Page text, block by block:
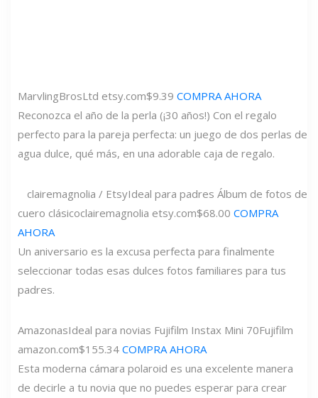
MarvlingBrosLtd etsy.com$9.39 COMPRA AHORA
Reconozca el año de la perla (¡30 años!) Con el regalo
perfecto para la pareja perfecta: un juego de dos perlas de
agua dulce, qué más, en una adorable caja de regalo.
clairemagnolia / EtsyIdeal para padres Álbum de fotos de
cuero clásicoclairemagnolia etsy.com$68.00 COMPRA
AHORA
Un aniversario es la excusa perfecta para finalmente
seleccionar todas esas dulces fotos familiares para tus
padres.
AmazonasIdeal para novias Fujifilm Instax Mini 70Fujifilm
amazon.com$155.34 COMPRA AHORA
Esta moderna cámara polaroid es una excelente manera
de decirle a tu novia que no puedes esperar para crear